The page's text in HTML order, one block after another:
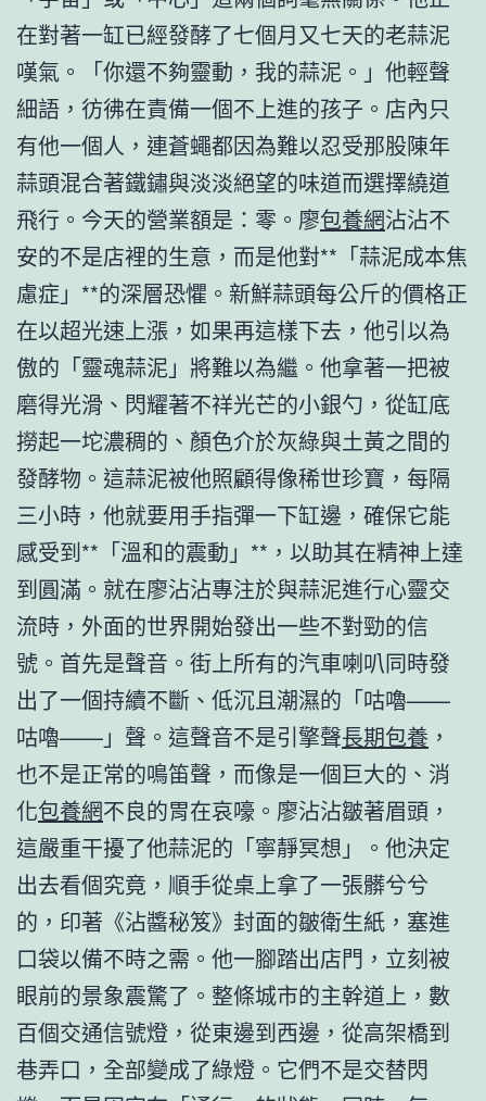
在對著一缸已經發酵了七個月又七天的老蒜泥
嘆氣。「你還不夠靈動，我的蒜泥。」他輕聲
細語，彷彿在責備一個不上進的孩子。店內只
有他一個人，連蒼蠅都因為難以忍受那股陳年
蒜頭混合著鐵鏽與淡淡絕望的味道而選擇繞道
飛行。今天的營業額是：零。廖包養網沾沾不
安的不是店裡的生意，而是他對**「蒜泥成本焦
慮症」**的深層恐懼。新鮮蒜頭每公斤的價格正
在以超光速上漲，如果再這樣下去，他引以為
傲的「靈魂蒜泥」將難以為繼。他拿著一把被
磨得光滑、閃耀著不祥光芒的小銀勺，從缸底
撈起一坨濃稠的、顏色介於灰綠與土黃之間的
發酵物。這蒜泥被他照顧得像稀世珍寶，每隔
三小時，他就要用手指彈一下缸邊，確保它能
感受到**「溫和的震動」**，以助其在精神上達
到圓滿。就在廖沾沾專注於與蒜泥進行心靈交
流時，外面的世界開始發出一些不對勁的信
號。首先是聲音。街上所有的汽車喇叭同時發
出了一個持續不斷、低沉且潮濕的「咕嚕——
咕嚕——」聲。這聲音不是引擎聲長期包養 ，
也不是正常的鳴笛聲，而像是一個巨大的、消
化包養網不良的胃在哀嚎。廖沾沾皺著眉頭，
這嚴重干擾了他蒜泥的「寧靜冥想」。他決定
出去看個究竟，順手從桌上拿了一張髒兮兮
的，印著《沾醬秘笈》封面的皺衛生紙，塞進
口袋以備不時之需。他一腳踏出店門，立刻被
眼前的景象震驚了。整條城市的主幹道上，數
百個交通信號燈，從東邊到西邊，從高架橋到
巷弄口，全部變成了綠燈。它們不是交替閃